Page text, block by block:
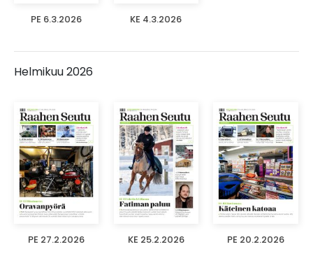
PE 6.3.2026 KE 4.3.2026
Helmikuu 2026
PE 27.2.2026 KE 25.2.2026 PE 20.2.2026